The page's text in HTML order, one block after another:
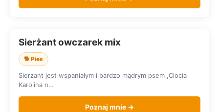
SZUKA DOMU
Sierżant owczarek mix
🐕 Pies
Sierżant jest wspaniałym i bardzo mądrym psem ,Ciocia
Karolina n…
Poznaj mnie →